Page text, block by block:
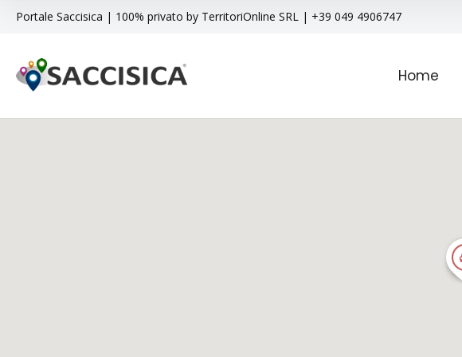
Portale Saccisica | 100% privato by TerritoriOnline SRL | +39 049 4906747
Home